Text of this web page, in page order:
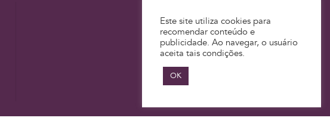
Este site utiliza cookies para
recomendar conteúdo e
publicidade. Ao navegar, o usuário
aceita tais condições.
OK